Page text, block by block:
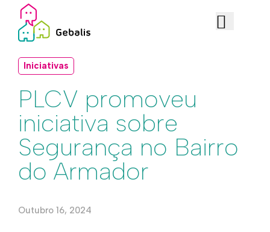
Iniciativas
PLCV promoveu
iniciativa sobre
Segurança no Bairro
do Armador
Outubro 16, 2024